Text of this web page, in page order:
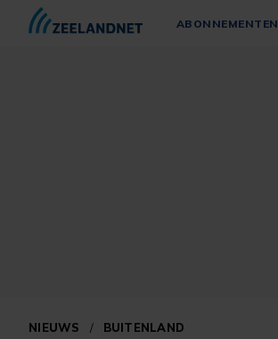
ABONNEMENTEN
NIEUWS / BUITENLAND